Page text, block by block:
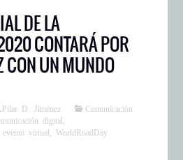
DE LA
CONTARÁ POR
CON UN MUNDO
Pilar D. Jiménez
Comunicación
digital
,evento virtual ,WorldRoadDay